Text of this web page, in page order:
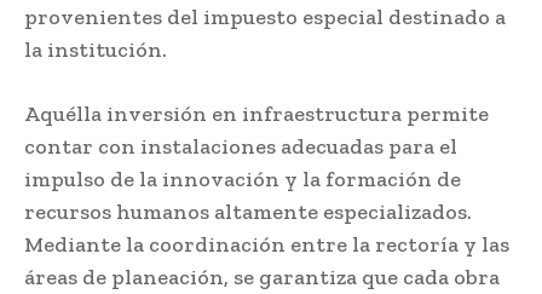
provenientes del impuesto especial destinado a
la institución.
Aquélla inversión en infraestructura permite
contar con instalaciones adecuadas para el
impulso de la innovación y la formación de
recursos humanos altamente especializados.
Mediante la coordinación entre la rectoría y las
áreas de planeación, se garantiza que cada obra